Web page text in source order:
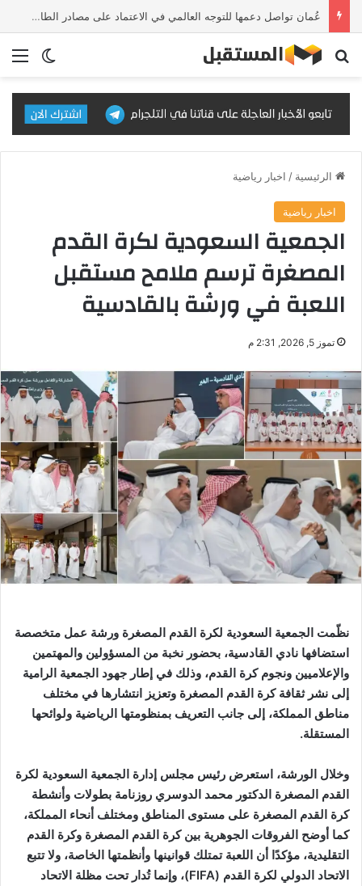
عُمان تواصل دعمها للتوجه العالمي في الاعتماد على مصادر الطاقة النظيفة والمتجددة
الوضع بحث عن
الرئيسية / اخبار رياضية
اخبار رياضية
الجمعية السعودية لكرة القدم
المصغرة ترسم ملامح مستقبل
اللعبة في ورشة بالقادسية
تموز 5, 2026, 2:31 م
نظّمت الجمعية السعودية لكرة القدم المصغرة ورشة عمل متخصصة
استضافها نادي القادسية، بحضور نخبة من المسؤولين والمهتمين
والإعلاميين ونجوم كرة القدم، وذلك في إطار جهود الجمعية الرامية
إلى نشر ثقافة كرة القدم المصغرة وتعزيز انتشارها في مختلف
مناطق المملكة، إلى جانب التعريف بمنظومتها الرياضية ولوائحها
المستقلة.
وخلال الورشة، استعرض رئيس مجلس إدارة الجمعية السعودية لكرة
القدم المصغرة الدكتور محمد الدوسري روزنامة بطولات وأنشطة
كرة القدم المصغرة على مستوى المناطق ومختلف أنحاء المملكة،
كما أوضح الفروقات الجوهرية بين كرة القدم المصغرة وكرة القدم
التقليدية، مؤكدًا أن اللعبة تمتلك قوانينها وأنظمتها الخاصة، ولا تتبع
الاتحاد الدولي لكرة القدم (FIFA)، وإنما تُدار تحت مظلة الاتحاد